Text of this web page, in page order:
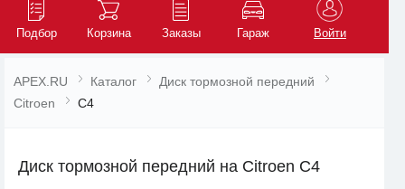
Подбор Корзина Заказы Гараж Войти
APEX.RU Каталог
Диск тормозной передний
Citroen
C4
Диск тормозной передний на Citroen C4